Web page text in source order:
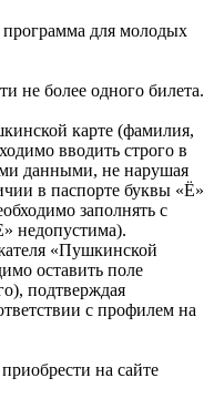
для молодых
не более одного билета.
карте (фамилия,
вводить строго в
данными, не нарушая
в паспорте буквы «Ё»
заполнять с
недопустима).
«Пушкинской
оставить поле
подтверждая
с профилем на
на сайте